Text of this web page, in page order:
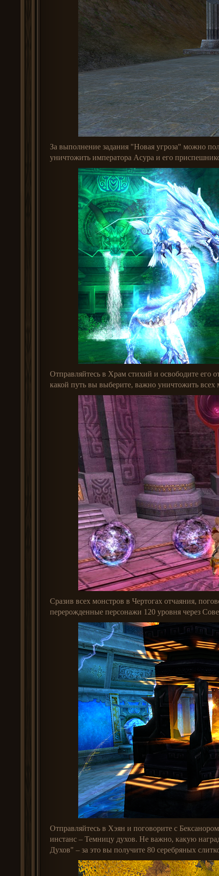
За выполнение задания "Новая угроза" можно
уничтожить императора Асура и его
Отправляйтесь в Храм стихий и освободите его
какой путь вы выберите, важно уничтожить
Сразив всех монстров в Чертогах отчаяния,
перерожденные персонажи 120 уровня через
Отправляйтесь в Хэян и поговорите с
инстанс – Темницу духов. Не важно, какую
Духов" – за это вы получите 80 серебряных